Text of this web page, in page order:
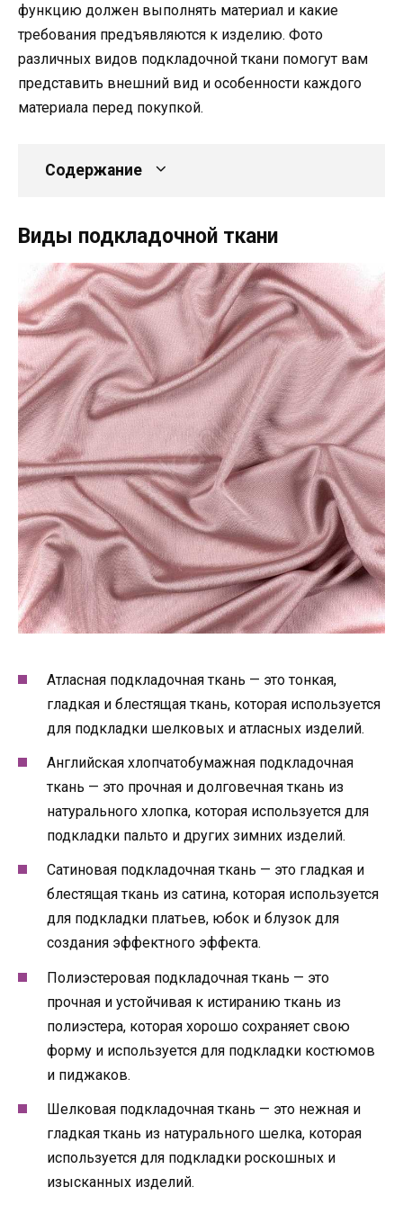
функцию должен выполнять материал и какие
требования предъявляются к изделию. Фото
различных видов подкладочной ткани помогут вам
представить внешний вид и особенности каждого
материала перед покупкой.
Содержание
Виды подкладочной ткани
Атласная подкладочная ткань — это тонкая,
гладкая и блестящая ткань, которая используется
для подкладки шелковых и атласных изделий.
Английская хлопчатобумажная подкладочная
ткань — это прочная и долговечная ткань из
натурального хлопка, которая используется для
подкладки пальто и других зимних изделий.
Сатиновая подкладочная ткань — это гладкая и
блестящая ткань из сатина, которая используется
для подкладки платьев, юбок и блузок для
создания эффектного эффекта.
Полиэстеровая подкладочная ткань — это
прочная и устойчивая к истиранию ткань из
полиэстера, которая хорошо сохраняет свою
форму и используется для подкладки костюмов
и пиджаков.
Шелковая подкладочная ткань — это нежная и
гладкая ткань из натурального шелка, которая
используется для подкладки роскошных и
изысканных изделий.